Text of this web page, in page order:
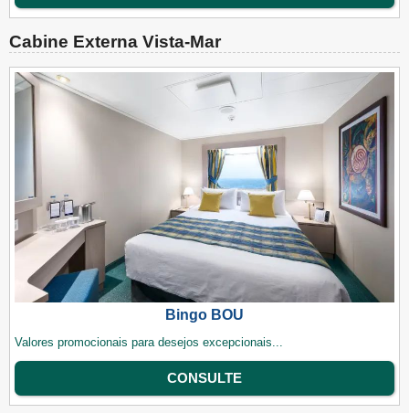
Cabine Externa Vista-Mar
Bingo BOU
Valores promocionais para desejos excepcionais...
CONSULTE